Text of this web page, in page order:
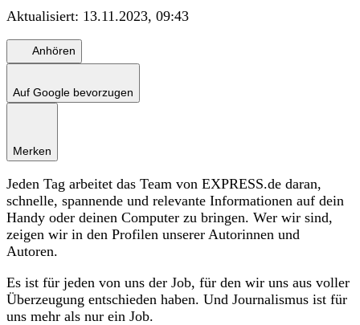
Aktualisiert: 13.11.2023, 09:43
Anhören
Auf Google bevorzugen
Merken
Jeden Tag arbeitet das Team von EXPRESS.de daran,
schnelle, spannende und relevante Informationen auf dein
Handy oder deinen Computer zu bringen. Wer wir sind,
zeigen wir in den Profilen unserer Autorinnen und
Autoren.
Es ist für jeden von uns der Job, für den wir uns aus voller
Überzeugung entschieden haben. Und Journalismus ist für
uns mehr als nur ein Job.